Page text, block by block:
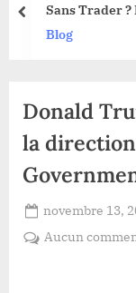
Sans Trader ?
Blog
prev
Donald
la
Posted
on
novembre 13,
Aucun